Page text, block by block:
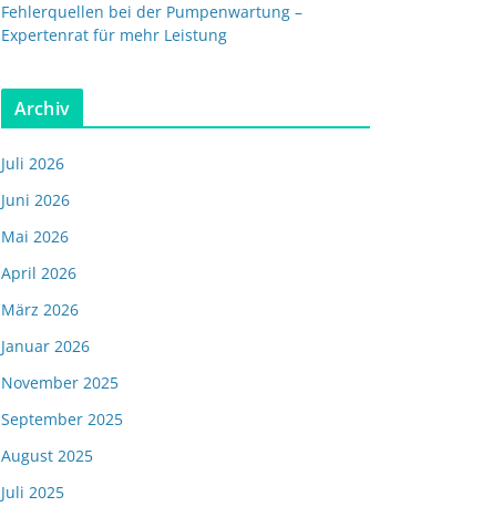
Fehlerquellen bei der Pumpenwartung –
Expertenrat für mehr Leistung
Archiv
Juli 2026
Juni 2026
Mai 2026
April 2026
März 2026
Januar 2026
November 2025
September 2025
August 2025
Juli 2025